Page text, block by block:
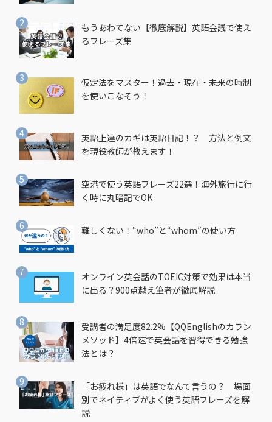
もうあわてない【徹底解説】英語会議で使え
るフレーズ集
仮定法をマスター！過去・現在・未来の時制
を使いこなそう！
英語上達のカギは英語日記！？ 方法と例文
を現役教師が教えます！
空港で使う英語フレーズ22選！海外旅行に行
く時に丸暗記でOK
難しくない！“who”と“whom”の使い方
オンライン英会話のTOEIC対策で効果は本当
に出る？900点越え筆者が徹底解説
受講者の満足度82.2%【QQEnglishのカラン
メソッド】4倍速で英会話を習得できる勉強
法とは？
「お疲れ様」は英語でなんて言うの？ 場面
別でネイティブがよく使う英語フレーズを解
説